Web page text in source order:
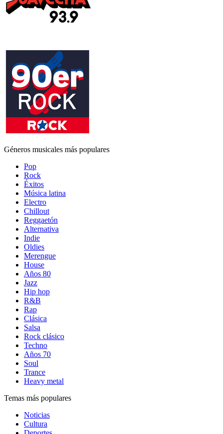
Géneros musicales más populares
Pop
Rock
Éxitos
Música latina
Electro
Chillout
Reggaetón
Alternativa
Indie
Oldies
Merengue
House
Años 80
Jazz
Hip hop
R&B
Rap
Clásica
Salsa
Rock clásico
Techno
Años 70
Soul
Trance
Heavy metal
Temas más populares
Noticias
Cultura